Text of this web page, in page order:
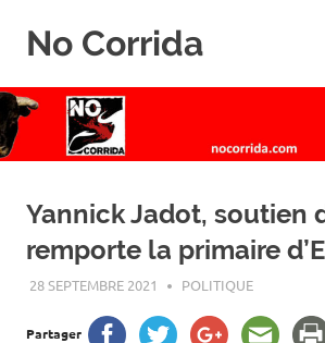
No Corrida
de
la
corrida
Yannick Jadot, soutien
remporte la primaire
28 SEPTEMBRE 2021 ROGER LAHANA
POLITIQUE
Partager